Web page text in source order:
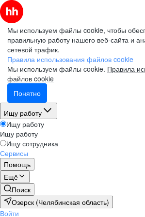
Мы используем файлы cookie, чтобы
правильную работу нашего веб-сайта и
сетевой трафик.
Правила использования файлов cookie
Мы используем файлы cookie. Правила
файлов cookie
Понятно
Ищу работу
Ищу работу
Ищу работу
Ищу сотрудника
Сервисы
Помощь
Ещё
Поиск
Озерск (Челябинская область)
Войти